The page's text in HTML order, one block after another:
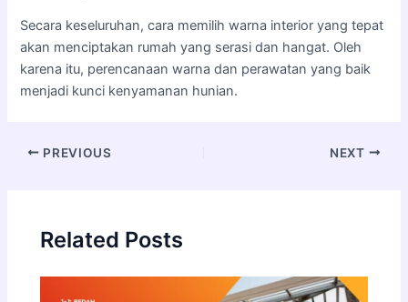
Secara keseluruhan, cara memilih warna interior yang tepat
akan menciptakan rumah yang serasi dan hangat. Oleh
karena itu, perencanaan warna dan perawatan yang baik
menjadi kunci kenyamanan hunian.
PREVIOUS NEXT
Related Posts